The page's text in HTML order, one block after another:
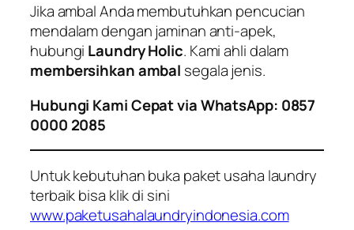
Jika ambal Anda membutuhkan pencucian
mendalam dengan jaminan anti-apek,
hubungi Laundry Holic. Kami ahli dalam
membersihkan ambal segala jenis.
Hubungi Kami Cepat via WhatsApp: 0857
0000 2085
Untuk kebutuhan buka paket usaha laundry
terbaik bisa klik di sini
www.paketusahalaundryindonesia.com